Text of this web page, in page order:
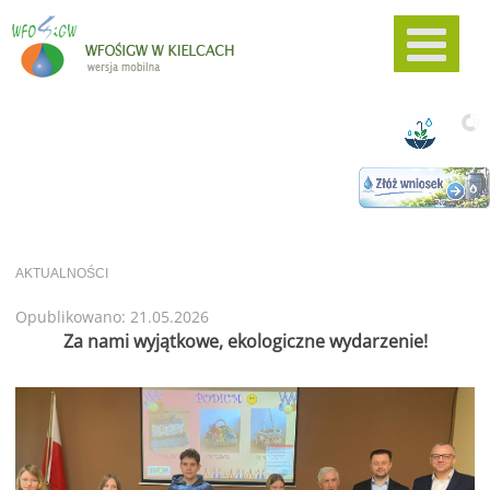
AKTUALNOŚCI
Opublikowano: 21.05.2026
Za nami wyjątkowe, ekologiczne wydarzenie!